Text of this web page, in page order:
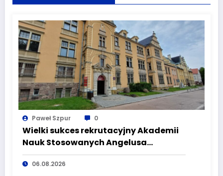
Paweł Szpur 0
Wielki sukces rekrutacyjny Akademii
Nauk Stosowanych Angelusa
Silesiusa! Uczelnia bije rekordy, ale Ty
wciąż masz szansę – weź udział w II
06.08.2026